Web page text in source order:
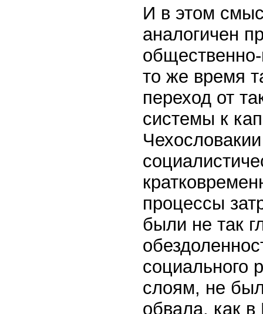
И в этом
аналогичен
то же время
переход от
системы к
процессы
были не так
слоям, не
обвала, как в